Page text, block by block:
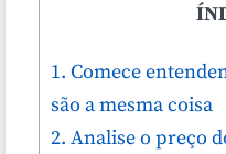
1. Comece
são a mesma coisa
2. Analise o preço